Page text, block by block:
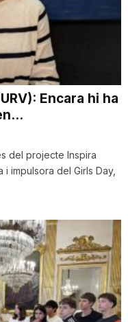
Encara hi ha
del projecte Inspira
impulsora del Girls Day,